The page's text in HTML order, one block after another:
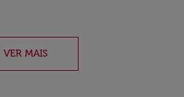
VER MAIS